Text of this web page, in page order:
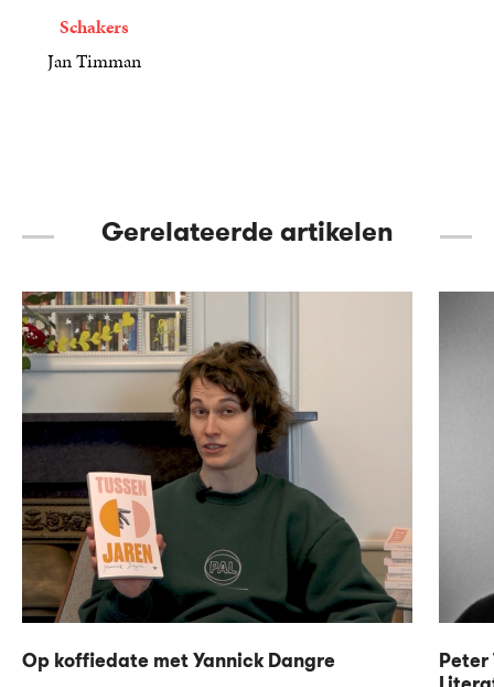
Schakers
Jan Timman
Gerelateerde artikelen
Op koffiedate met Yannick Dangre
Peter